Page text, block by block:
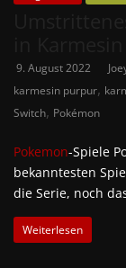
9. August 2022
karmesin purpur,
Switch, Pokémon
Pokemon-Spiele
bekanntesten
die Serie, noch
Weiterlesen